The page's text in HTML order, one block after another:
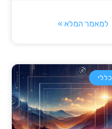
למאמר המלא »
כללי